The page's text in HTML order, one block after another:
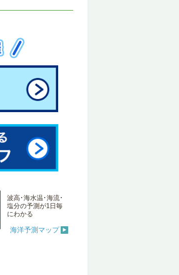
波高･海水温･海流･
塩分の予測が1日毎
にわかる
海洋予測マップ